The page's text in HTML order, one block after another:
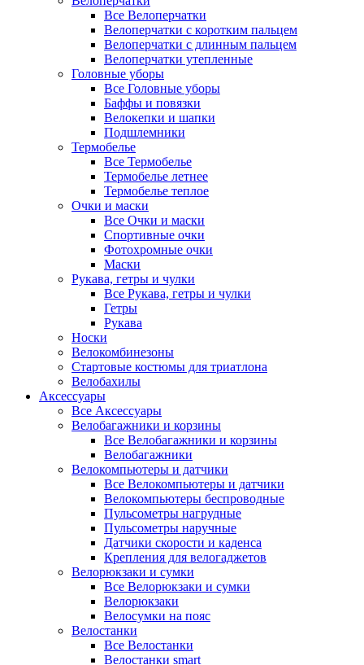
Все Велоперчатки
Велоперчатки с коротким пальцем
Велоперчатки с длинным пальцем
Велоперчатки утепленные
Головные уборы
Все Головные уборы
Баффы и повязки
Велокепки и шапки
Подшлемники
Термобелье
Все Термобелье
Термобелье летнее
Термобелье теплое
Очки и маски
Все Очки и маски
Спортивные очки
Фотохромные очки
Маски
Рукава, гетры и чулки
Все Рукава, гетры и чулки
Гетры
Рукава
Носки
Велокомбинезоны
Стартовые костюмы для триатлона
Велобахилы
Аксессуары
Все Аксессуары
Велобагажники и корзины
Все Велобагажники и корзины
Велобагажники
Велокомпьютеры и датчики
Все Велокомпьютеры и датчики
Велокомпьютеры беспроводные
Пульсометры нагрудные
Пульсометры наручные
Датчики скорости и каденса
Крепления для велогаджетов
Велорюкзаки и сумки
Все Велорюкзаки и сумки
Велорюкзаки
Велосумки на пояс
Велостанки
Все Велостанки
Велостанки smart